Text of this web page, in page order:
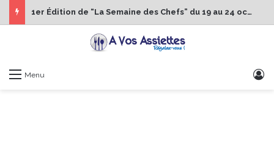
1er Édition de “La Semaine des Chefs” du 19 au 24 octobre 2026
Menu